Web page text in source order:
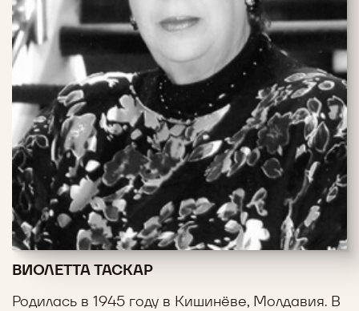
ВИОЛЕТТА ТАСКАР
Родилась в 1945 году в Кишинёве, Молдавия. В